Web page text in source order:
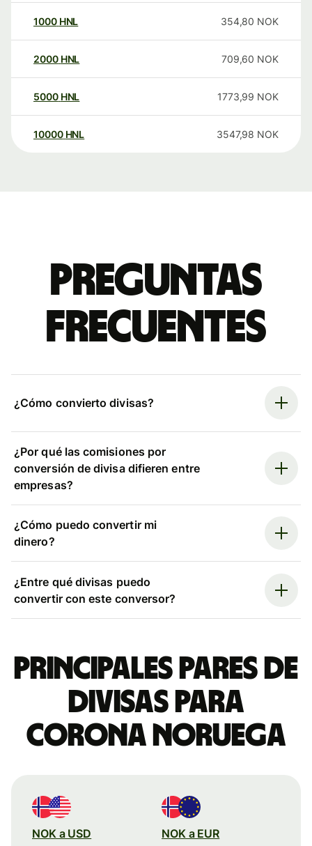
1000 HNL 354,80 NOK
2000 HNL 709,60 NOK
5000 HNL 1773,99 NOK
10000 HNL 3547,98 NOK
Preguntas
frecuentes
¿Cómo convierto divisas?
¿Por qué las comisiones por
conversión de divisa difieren entre
empresas?
¿Cómo puedo convertir mi
dinero?
¿Entre qué divisas puedo
convertir con este conversor?
Principales pares de
divisas para
corona noruega
NOK a USD NOK a EUR